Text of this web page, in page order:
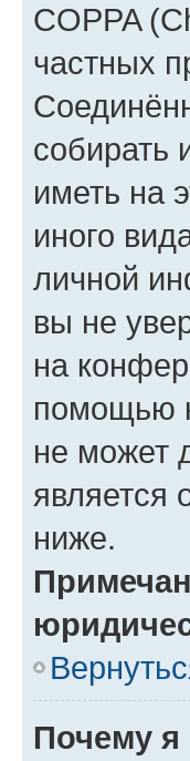
COPPA
частных
собирать
иметь на
иного
личной
вы не
на
помощью
не может
является
ниже.
Почему я